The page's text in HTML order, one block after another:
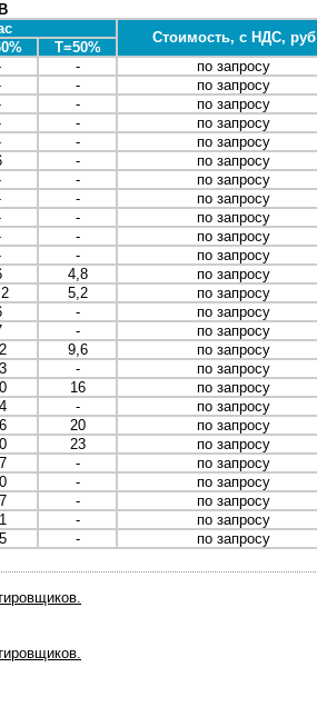
Стоимость, с НДС, руб
T=50%
-
по запросу
-
по запросу
-
по запросу
-
по запросу
-
по запросу
-
по запросу
-
по запросу
-
по запросу
-
по запросу
-
по запросу
-
по запросу
4,8
по запросу
5,2
по запросу
-
по запросу
-
по запросу
9,6
по запросу
-
по запросу
16
по запросу
-
по запросу
20
по запросу
23
по запросу
-
по запросу
-
по запросу
-
по запросу
-
по запросу
- по запросу